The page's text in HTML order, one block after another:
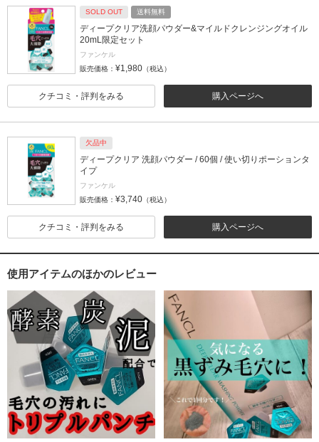
SOLD OUT 送料無料
ディープクリア洗顔パウダー&マイルドクレンジングオイル
20mL限定セット
ファンケル
販売価格： ¥1,980 （税込）
購入ページへ
クチコミ・評判をみる
欠品中
ディープクリア 洗顔パウダー / 60個 / 使い切りポーションタ
イプ
ファンケル
販売価格： ¥3,740 （税込）
購入ページへ
クチコミ・評判をみる
使用アイテムのほかのレビュー